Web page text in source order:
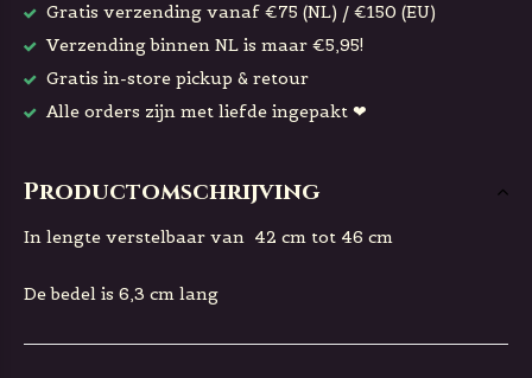
Gratis verzending vanaf €75 (NL) / €150 (EU)
Verzending binnen NL is maar €5,95!
Gratis in-store pickup & retour
Alle orders zijn met liefde ingepakt ❤
Productomschrijving
In lengte verstelbaar van 42 cm tot 46 cm
De bedel is 6,3 cm lang